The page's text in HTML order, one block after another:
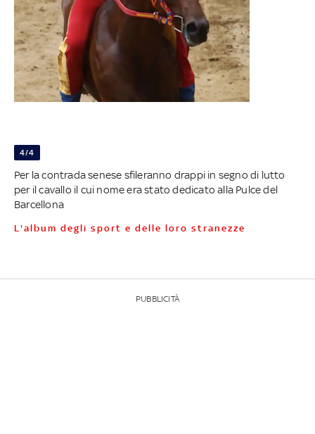
4/4
Per la contrada senese sfileranno drappi in segno di lutto
per il cavallo il cui nome era stato dedicato alla Pulce del
Barcellona
L'album degli sport e delle loro stranezze
PUBBLICITÀ